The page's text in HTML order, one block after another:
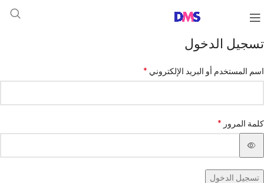
تسجيل الدخول
اسم المستخدم أو البريد الإلكتروني *
كلمة المرور *
تسجيل الدخول